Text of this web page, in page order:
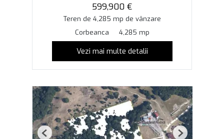
599,900 €
Teren de 4,285 mp de vânzare
Corbeanca
4,285 mp
Vezi mai multe detalii
Previous Next